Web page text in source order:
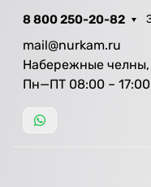
8 800 250-20-82
mail@nurkam.ru
Набережные
Пн—ПТ 08:00 – 17:00